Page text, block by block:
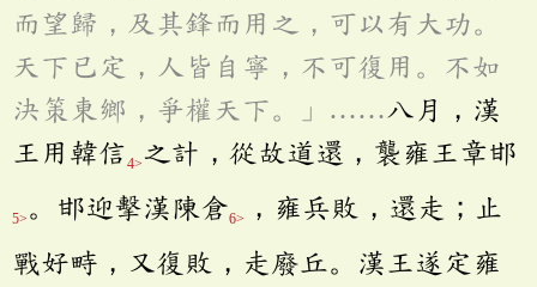
而望歸，及其鋒而用之，可以有大功。
天下已定，人皆自寧，不可復用。不如
決策東鄉，爭權天下。」……八月，漢
王用韓信4> 之計，從故道還，襲雍王章邯
5> 。邯迎擊漢陳倉6>
，雍兵敗，還走；止
戰好畤，又復敗，走廢丘。漢王遂定雍